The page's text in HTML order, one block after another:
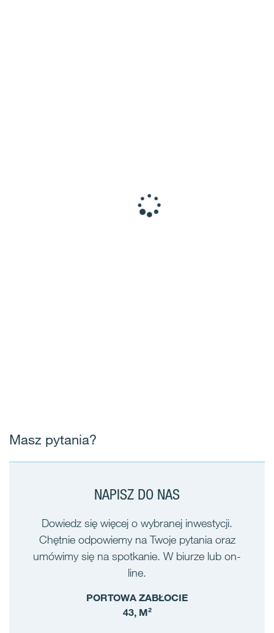
Masz pytania?
NAPISZ DO NAS
Dowiedz się więcej o wybranej inwestycji.
Chętnie odpowiemy na Twoje pytania oraz
umówimy się na spotkanie. W biurze lub on-
line.
PORTOWA ZABŁOCIE
43, M²